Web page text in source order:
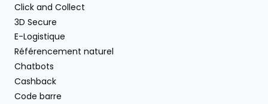
Click and Collect
3D Secure
E-Logistique
Référencement naturel
Chatbots
Cashback
Code barre